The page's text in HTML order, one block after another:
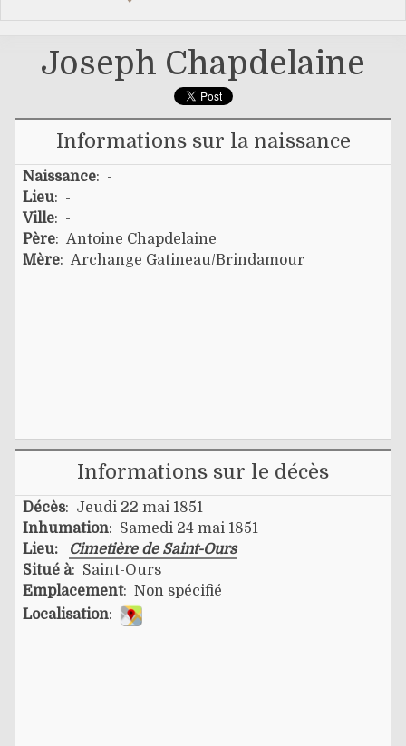
Joseph Chapdelaine
Informations sur la naissance
Naissance: -
Lieu: -
Ville: -
Père: Antoine Chapdelaine
Mère: Archange Gatineau/brindamour
Informations sur le décès
Décès: Jeudi 22 mai 1851
Inhumation: Samedi 24 mai 1851
Lieu:
Cimetière de Saint-Ours
Situé à: Saint-Ours
Emplacement: Non spécifié
Localisation: